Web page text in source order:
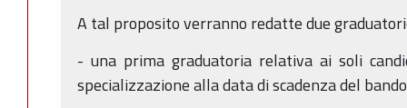
A tal proposito verranno redatte due
- una prima graduatoria relativa ai soli
specializzazione alla data di scadenza del